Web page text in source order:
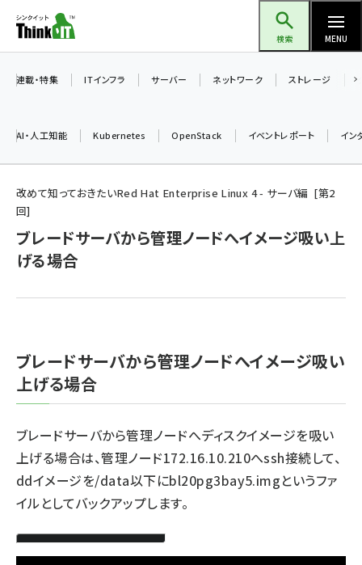
ン
ツ
検索 MENU
iot女子会 (2263)
北海道をのんびり旅する晴山佳須夫のヒント集！ (2017)
drupal (1940)
ai crunch (1347)
abc123 (1346)
連載・特集 ITインフラ サーバー ネットワーク ストレージ
AI・人工知能 Kubernetes OpenStack イベントレポート イン
改めて知っておきたいRed Hat Enterprise Linux 4 - サーバ編 第2
回
ブレードサーバから管理ノードへイメージ吸い上
げる場合
ブレードサーバから管理ノードへイメージ吸い
上げる場合
ブレードサーバから管理ノードへディスクイメージを吸い
上げる場合は、管理ノード172.16.10.210へssh接続して、
ddイメージを/data以下にbl20pg3bay5.imgというファ
イルとしてバックアップします。